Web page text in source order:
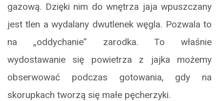
gazową. Dzięki nim do wnętrza jaja wpuszczany
jest tlen a wydalany dwutlenek węgla. Pozwala to
na „oddychanie” zarodka. To właśnie
wydostawanie się powietrza z jajka możemy
obserwować podczas gotowania, gdy na
skorupkach tworzą się małe pęcherzyki.